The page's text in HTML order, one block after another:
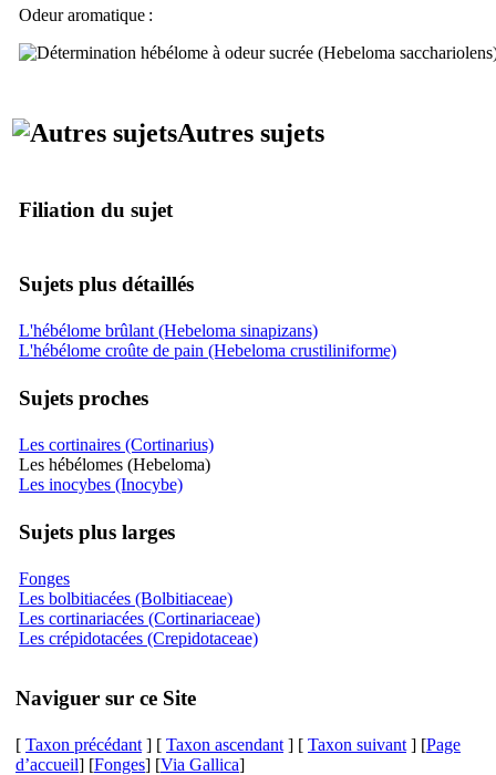
Odeur aromatique :
hébélome à odeur sucrée (Hebeloma sacchariolens
Autres sujets
Filiation du sujet
Sujets plus détaillés
L'hébélome brûlant (Hebeloma sinapizans)
L'hébélome croûte de pain (Hebeloma crustiliniforme)
Sujets proches
Les cortinaires (Cortinarius)
Les hébélomes (Hebeloma)
Les inocybes (Inocybe)
Sujets plus larges
Fonges
Les bolbitiacées (Bolbitiaceae)
Les cortinariacées (Cortinariaceae)
Les crépidotacées (Crepidotaceae)
Naviguer sur ce Site
[ Taxon précédant ] [ Taxon ascendant ] [ Taxon suivant ] [Page
d’accueil] [Fonges] [Via Gallica]